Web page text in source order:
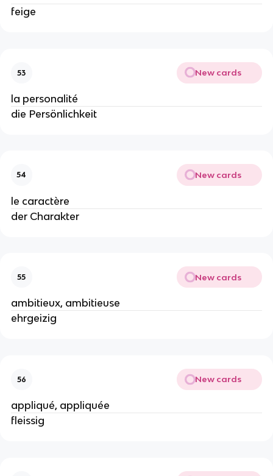
feige
53 New cards
la personalité
die Persönlichkeit
54 New cards
le caractère
der Charakter
55 New cards
ambitieux, ambitieuse
ehrgeizig
56 New cards
appliqué, appliquée
fleissig